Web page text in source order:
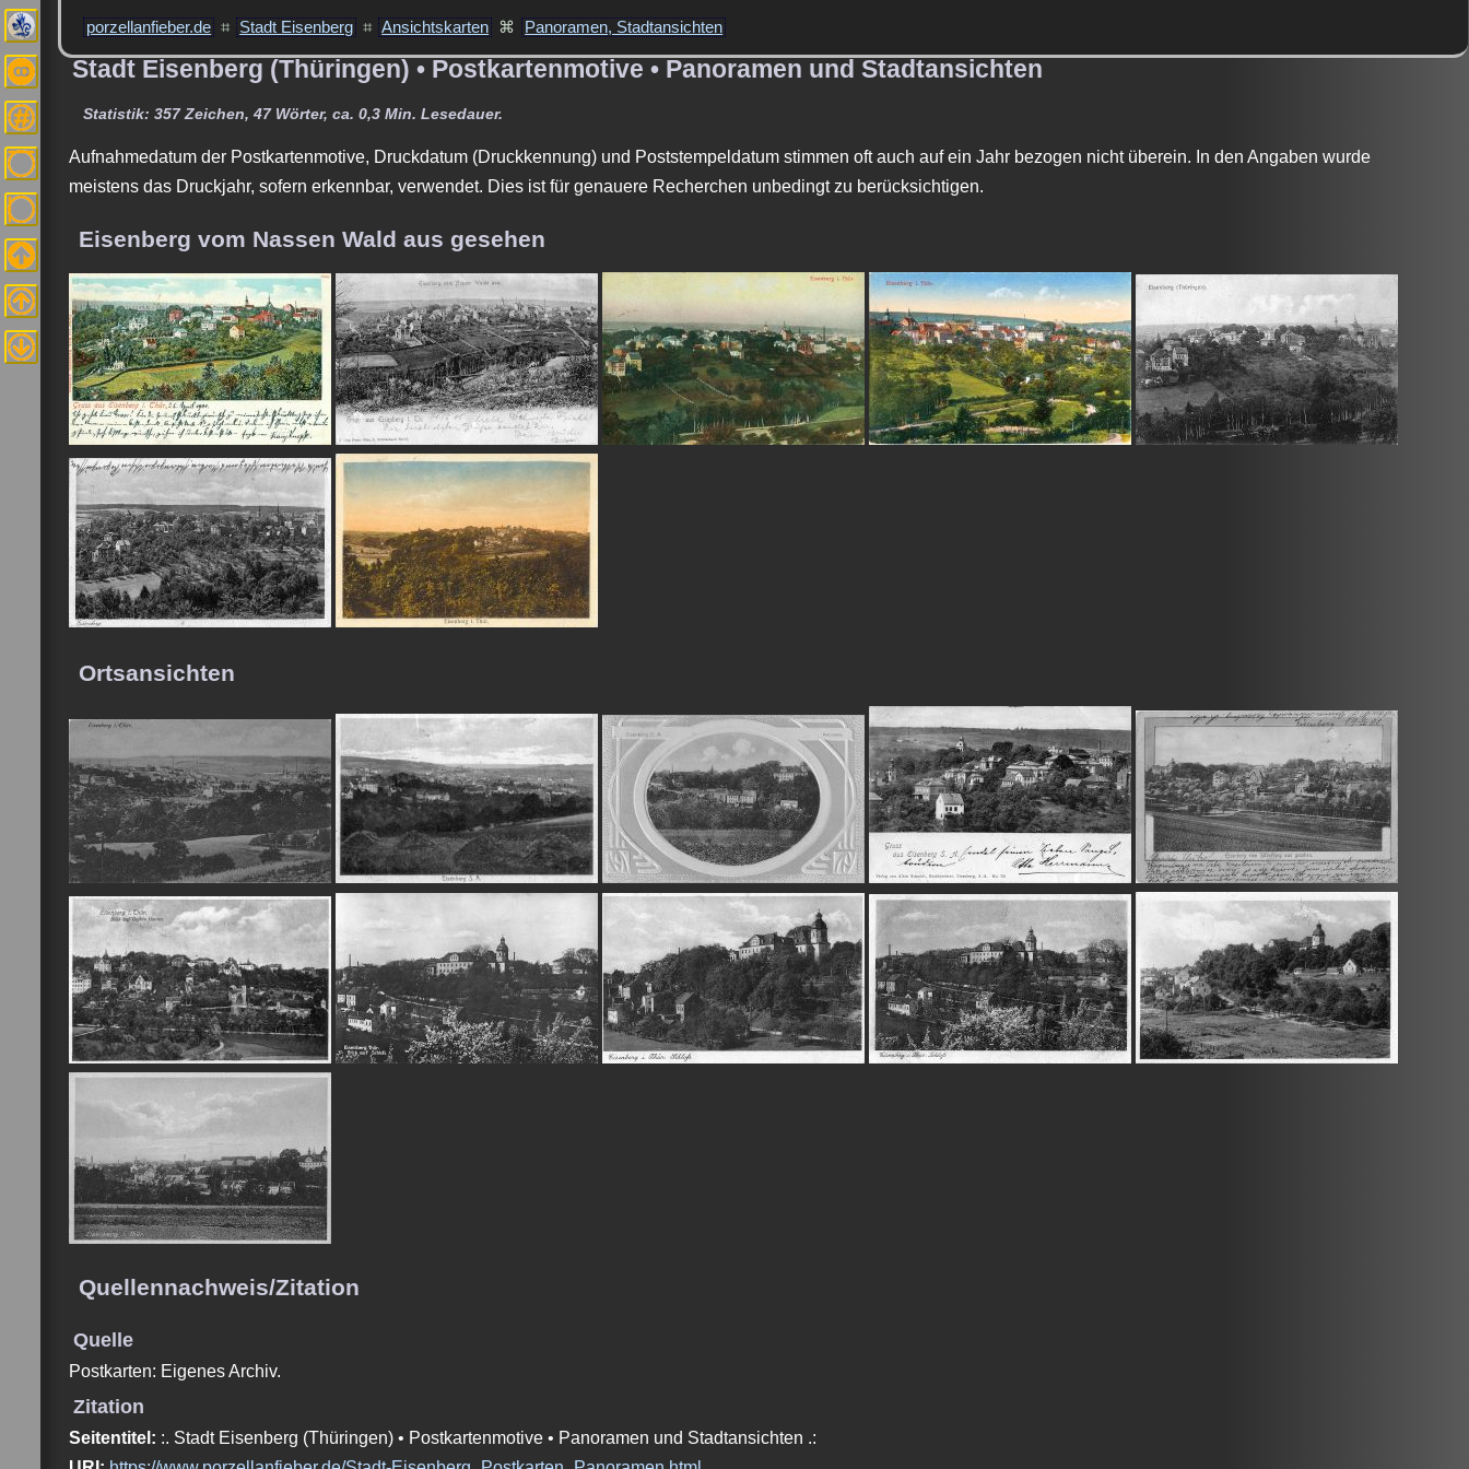
porzellanfieber.de ⌗ Stadt Eisenberg ⌗ Ansichtskarten ⌘ Panoramen, Stadtansichten
Stadt Eisenberg (Thüringen) • Postkartenmotive • Panoramen und Stadtansichten
Statistik: 357 Zeichen, 47 Wörter, ca. 0,3 Min. Lesedauer.
Aufnahmedatum der Postkartenmotive, Druckdatum (Druckkennung) und Poststempeldatum stimmen oft auch auf ein Jahr bezogen nicht überein. In den Angaben wurde
meistens das Druckjahr, sofern erkennbar, verwendet. Dies ist für genauere Recherchen unbedingt zu berücksichtigen.
Eisenberg vom Nassen Wald aus gesehen
Ortsansichten
Quellennachweis/Zitation
Quelle
Postkarten: Eigenes Archiv.
Zitation
Seitentitel: :. Stadt Eisenberg (Thüringen) • Postkartenmotive • Panoramen und Stadtansichten .: